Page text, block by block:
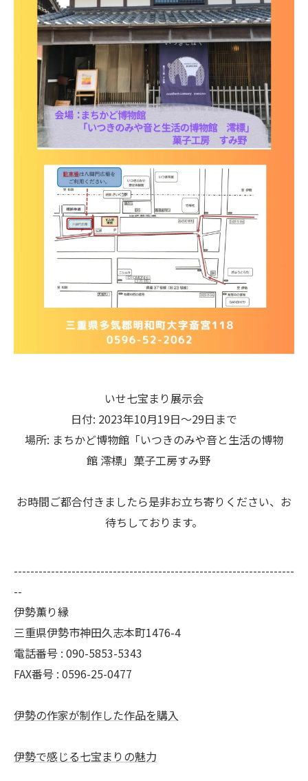
いせ七宝まり展示会
日付: 2023年10月19日～29日まで
場所: まちかど博物館「いつきのみや音と生活の博物
館 澪標」菓子工房すみ野
お時間ご都合付きましたら是非お立ち寄りください、お
待ちしております。
--------------------------------------------------------------------
--
伊勢薫り縁
三重県伊勢市神田久志本町1476-4
電話番号 : 090-5853-5343
FAX番号 : 0596-25-0477
伊勢の作家が制作した作品を購入
伊勢で感じる七宝まりの魅力